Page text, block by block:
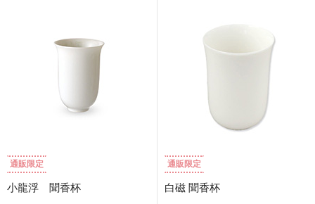
通販限定
小龍浮 聞香杯
通販限定
白磁 聞香杯